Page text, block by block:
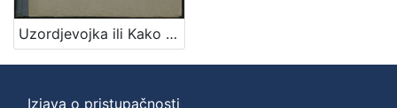
Uzordjevojka ili Kako da djevojka omili Bogu i ljudem / sastavio Josip Gall
Izjava o pristupačnosti